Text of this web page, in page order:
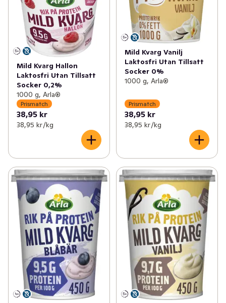
Mild Kvarg Hallon
Laktosfri Utan Tillsatt
Socker 0,2%
1000 g, Arla®
Prismatch
38,95 kr
38,95 kr /kg
Mild Kvarg Vanilj
Laktosfri Utan Tillsatt
Socker 0%
1000 g, Arla®
Prismatch
38,95 kr
38,95 kr /kg